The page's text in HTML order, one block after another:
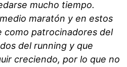
mucho tiempo.
maratón y en estos
como patrocinadores del
del running y que
creciendo, por lo que no